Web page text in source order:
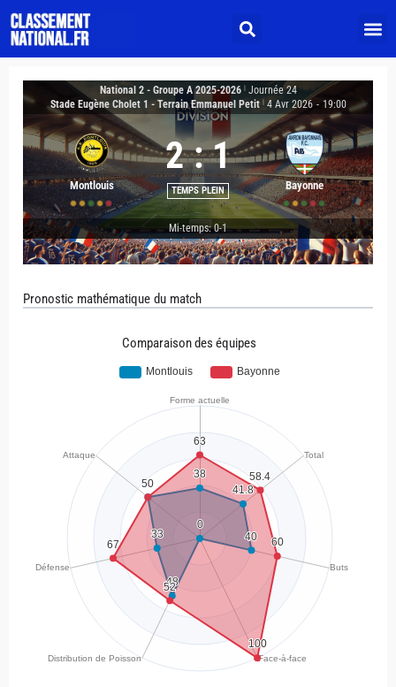
National 2 - Groupe A 2025-2026
Journée 24
Stade Eugène Cholet 1 - Terrain Emmanuel Petit
4 Avr 2026 - 19:00
Montlouis
2 : 1
TEMPS PLEIN Bayonne
Mi-temps: 0-1
Pronostic mathématique du match
Comparaison des équipes